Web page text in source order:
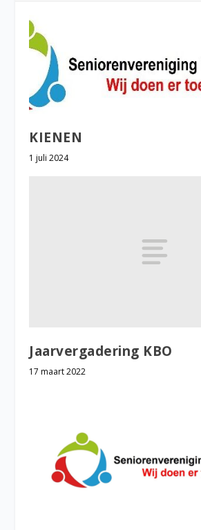
KIENEN
1 juli 2024
Jaarvergadering KBO
17 maart 2022